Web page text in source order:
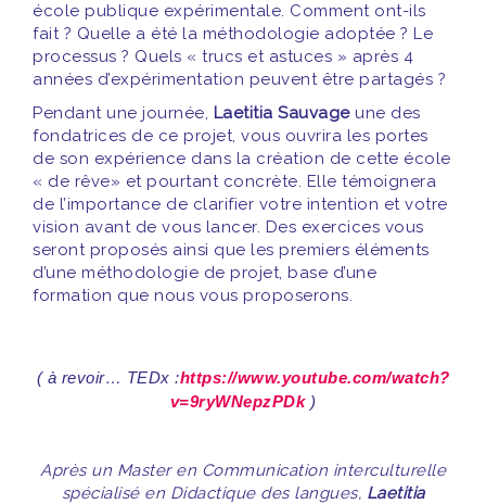
école publique expérimentale. Comment ont-ils
fait ? Quelle a été la méthodologie adoptée ? Le
processus ? Quels « trucs et astuces » après 4
années d’expérimentation peuvent être partagés ?
Pendant une journée, Laetitia Sauvage une des
fondatrices de ce projet, vous ouvrira les portes
de son expérience dans la création de cette école
« de rêve» et pourtant concrète. Elle témoignera
de l’importance de clarifier votre intention et votre
vision avant de vous lancer. Des exercices vous
seront proposés ainsi que les premiers éléments
d’une méthodologie de projet, base d’une
formation que nous vous proposerons.
( à revoir… TEDx :https://www.youtube.com/watch?
v=9ryWNepzPDk)
Après un Master en Communication interculturelle
spécialisé en Didactique des langues, Laetitia